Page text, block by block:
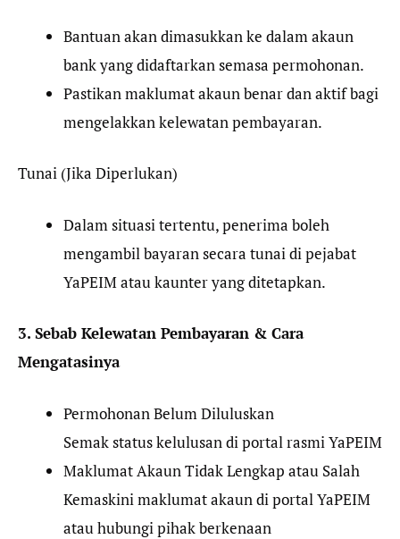
Bantuan akan dimasukkan ke dalam akaun
bank yang didaftarkan semasa permohonan.
Pastikan maklumat akaun benar dan aktif bagi
mengelakkan kelewatan pembayaran.
Tunai (Jika Diperlukan)
Dalam situasi tertentu, penerima boleh
mengambil bayaran secara tunai di pejabat
YaPEIM atau kaunter yang ditetapkan.
3. Sebab Kelewatan Pembayaran & Cara
Mengatasinya
Permohonan Belum Diluluskan
Semak status kelulusan di portal rasmi YaPEIM
Maklumat Akaun Tidak Lengkap atau Salah
Kemaskini maklumat akaun di portal YaPEIM
atau hubungi pihak berkenaan